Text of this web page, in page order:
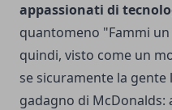
appassionati di
quantomeno "Fammi
quindi, visto come un
se sicuramente la
gadagno di McDonalds: